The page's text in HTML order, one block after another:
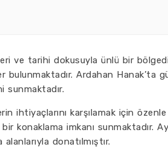
ve tarihi dokusuyla ünlü bir
Ardahan Hanak’ta
sunmaktadır.
ihtiyaçlarını karşılamak için
konaklama imkanı sunmaktadır.
donatılmıştır.